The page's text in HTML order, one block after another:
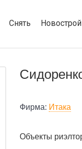
Снять
Фирма: Итака
Объекты